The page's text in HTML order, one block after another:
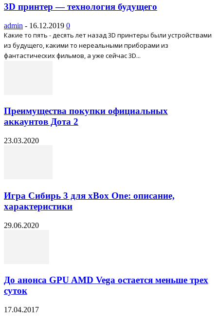
3D принтер — технология будущего
admin - 16.12.2019 0
Какие то пять - десять лет назад 3D принтеры были устройствами
из будущего, какими то нереальными приборами из
фантастических фильмов, а уже сейчас 3D...
Преимущества покупки официальных
аккаунтов Дота 2
23.03.2020
Игра Сибирь 3 для xBox One: описание,
характеристики
29.06.2020
До анонса GPU AMD Vega остается меньше трех
суток
17.04.2017